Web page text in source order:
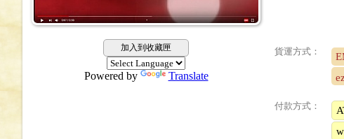
加入到收藏匣
Powered by Translate
貨運方式：
付款方式：